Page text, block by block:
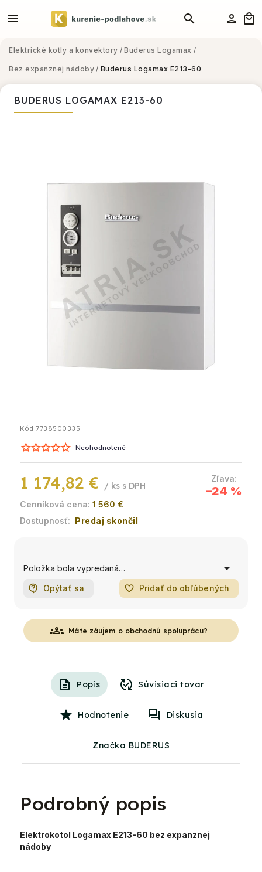
Elektrické kotly a konvektory / Buderus Logamax /
Bez expanznej nádoby / Buderus Logamax E213-60
BUDERUS LOGAMAX E213-60
Kód:7738500335
Neohodnotené
1 560 €
–24 %
1 174,82 € / ks
Predaj skončil
Položka bola vypredaná…
Opýtať sa
favorite_border Pridať do obľúbených
groups Máte záujem o obchodnú spoluprácu?
Popis Súvisiaci tovar
Hodnotenie Diskusia
Značka BUDERUS
Podrobný popis
Elektrokotol Logamax E213-60 bez expanznej
nádoby